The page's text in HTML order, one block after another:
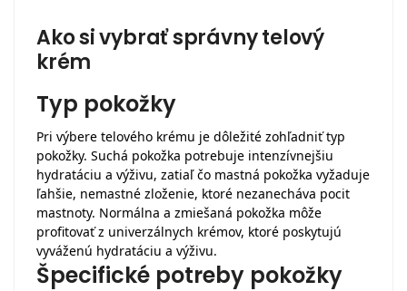
Ako si vybrať správny telový
krém
Typ pokožky
Pri výbere telového krému je dôležité zohľadniť typ
pokožky. Suchá pokožka potrebuje intenzívnejšiu
hydratáciu a výživu, zatiaľ čo mastná pokožka vyžaduje
ľahšie, nemastné zloženie, ktoré nezanecháva pocit
mastnoty. Normálna a zmiešaná pokožka môže
profitovať z univerzálnych krémov, ktoré poskytujú
vyváženú hydratáciu a výživu.
Špecifické potreby pokožky